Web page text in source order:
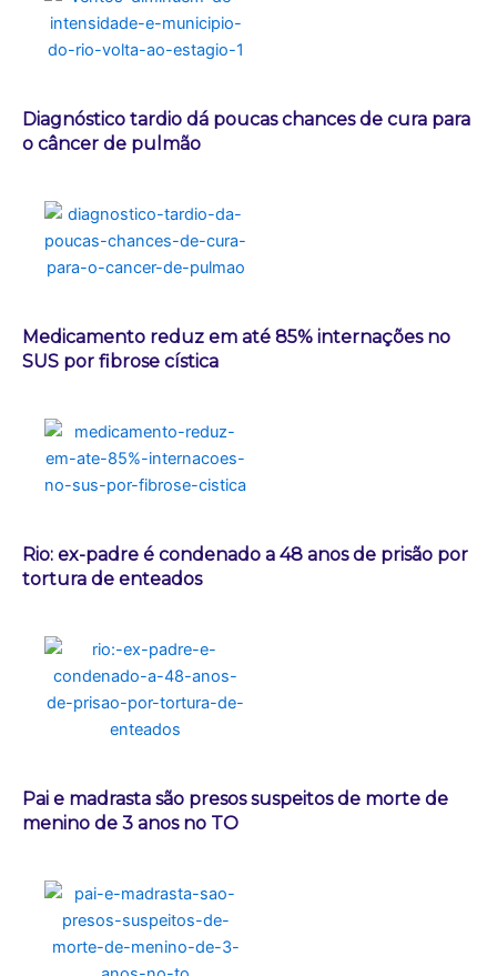
Diagnóstico tardio dá poucas chances de cura para
o câncer de pulmão
Medicamento reduz em até 85% internações no
SUS por fibrose cística
Rio: ex-padre é condenado a 48 anos de prisão por
tortura de enteados
Pai e madrasta são presos suspeitos de morte de
menino de 3 anos no TO